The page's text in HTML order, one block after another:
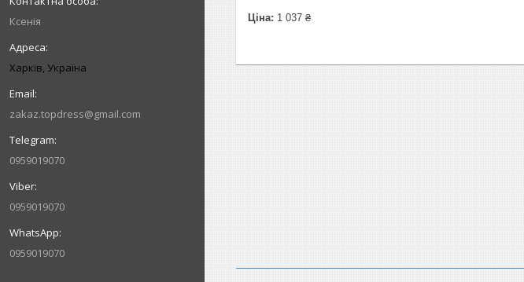
Ксенія
Харків, Україна
zakaz.topdress@gmail.com
0959019070
0959019070
0959019070
Ціна: 1 037 ₴